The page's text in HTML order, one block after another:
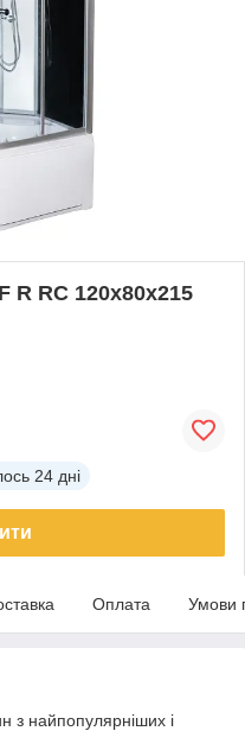
R RC 120х80х215
24 дні
Оплата Умови
з найпопулярніших і